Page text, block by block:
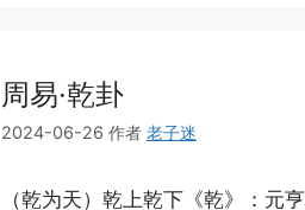
周易·乾卦
2024-06-26 作者 老子迷
（乾为天）乾上乾下《乾》：元